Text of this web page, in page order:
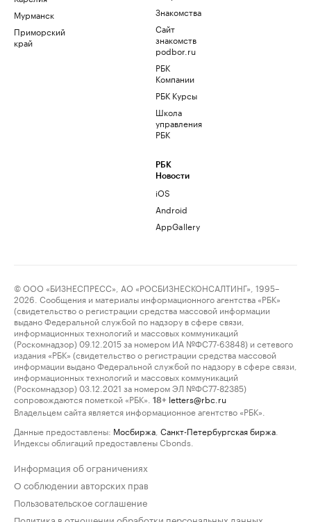
Мурманск
Приморский
край
Знакомства
Сайт
знакомств
podbor.ru
РБК
Компании
РБК Курсы
Школа
управления
РБК
РБК
Новости
iOS
Android
AppGallery
© ООО «БИЗНЕСПРЕСС», АО «РОСБИЗНЕСКОНСАЛТИНГ», 1995–
2026. Сообщения и материалы информационного агентства «РБК»
(свидетельство о регистрации средства массовой информации
выдано Федеральной службой по надзору в сфере связи,
информационных технологий и массовых коммуникаций
(Роскомнадзор) 09.12.2015 за номером ИА №ФС77-63848) и сетевого
издания «РБК» (свидетельство о регистрации средства массовой
информации выдано Федеральной службой по надзору в сфере связи,
информационных технологий и массовых коммуникаций
(Роскомнадзор) 03.12.2021 за номером ЭЛ №ФС77-82385)
сопровождаются пометкой «РБК».
18+ letters@rbc.ru
Владельцем сайта является информационное агентство «РБК».
Данные предоставлены: Мосбиржа Санкт-Петербургская биржа
Индексы облигаций предоставлены Cbonds.
Информация об ограничениях
О соблюдении авторских прав
Пользовательское соглашение
Политика в отношении обработки персональных данных